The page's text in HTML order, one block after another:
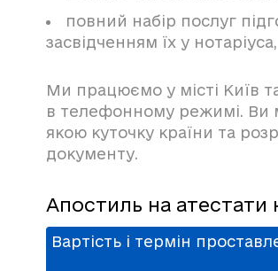
повний набір послуг
засвідченням їх у
Ми працюємо у місті Київ
в телефонному режимі. Ви
якою куточку країни та
документу.
Апостиль на атестати
Вартість і термін